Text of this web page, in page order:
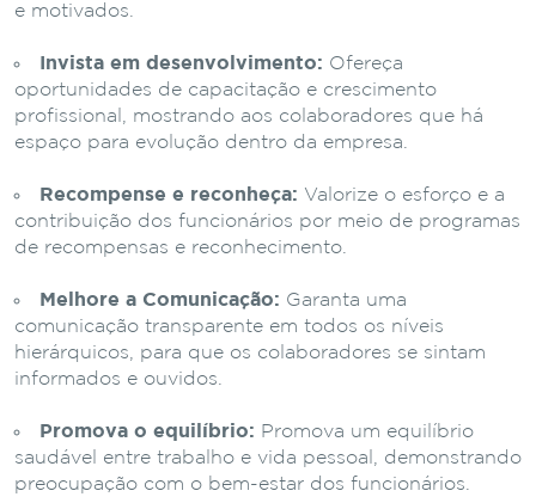
e motivados.
Invista em desenvolvimento: Ofereça
oportunidades de capacitação e crescimento
profissional, mostrando aos colaboradores que há
espaço para evolução dentro da empresa.
Recompense e reconheça: Valorize o esforço e a
contribuição dos funcionários por meio de programas
de recompensas e reconhecimento.
Melhore a Comunicação: Garanta uma
comunicação transparente em todos os níveis
hierárquicos, para que os colaboradores se sintam
informados e ouvidos.
Promova o equilíbrio: Promova um equilíbrio
saudável entre trabalho e vida pessoal, demonstrando
preocupação com o bem-estar dos funcionários.